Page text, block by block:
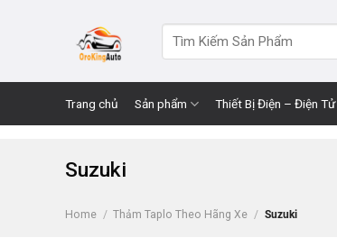
for:
Trang chủ Sản phẩm Thiết Bị Điện – Điện Tử
Suzuki
Home / Thảm Taplo Theo Hãng Xe / Suzuki